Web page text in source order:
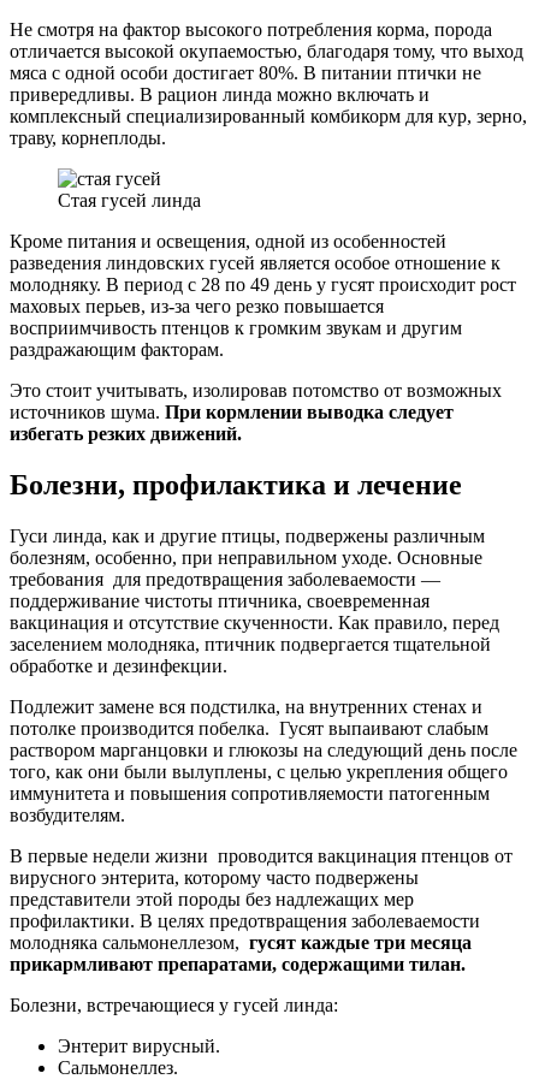
Не смотря на фактор высокого потребления корма, порода
отличается высокой окупаемостью, благодаря тому, что выход
мяса с одной особи достигает 80%. В питании птички не
привередливы. В рацион линда можно включать и
комплексный специализированный комбикорм для кур, зерно,
траву, корнеплоды.
Стая гусей линда
Кроме питания и освещения, одной из особенностей
разведения линдовских гусей является особое отношение к
молодняку. В период с 28 по 49 день у гусят происходит рост
маховых перьев, из-за чего резко повышается
восприимчивость птенцов к громким звукам и другим
раздражающим факторам.
Это стоит учитывать, изолировав потомство от возможных
источников шума. При кормлении выводка следует
избегать резких движений.
Болезни, профилактика и лечение
Гуси линда, как и другие птицы, подвержены различным
болезням, особенно, при неправильном уходе. Основные
требования для предотвращения заболеваемости —
поддерживание чистоты птичника, своевременная
вакцинация и отсутствие скученности. Как правило, перед
заселением молодняка, птичник подвергается тщательной
обработке и дезинфекции.
Подлежит замене вся подстилка, на внутренних стенах и
потолке производится побелка. Гусят выпаивают слабым
раствором марганцовки и глюкозы на следующий день после
того, как они были вылуплены, с целью укрепления общего
иммунитета и повышения сопротивляемости патогенным
возбудителям.
В первые недели жизни проводится вакцинация птенцов от
вирусного энтерита, которому часто подвержены
представители этой породы без надлежащих мер
профилактики. В целях предотвращения заболеваемости
молодняка сальмонеллезом, гусят каждые три месяца
прикармливают препаратами, содержащими тилан.
Болезни, встречающиеся у гусей линда:
Энтерит вирусный.
Сальмонеллез.